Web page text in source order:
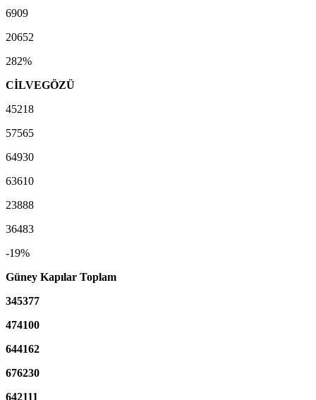
6909
20652
282%
CİLVEGÖZÜ
45218
57565
64930
63610
23888
36483
-19%
Güney Kapılar Toplam
345377
474100
644162
676230
642111